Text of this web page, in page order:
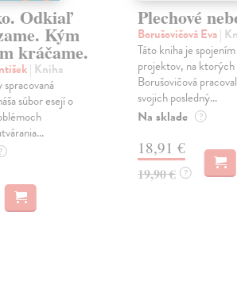
Odkiaľ
Kým
kráčame.
| Kniha
súbor esejí o
?
Plechové
Borušovičová Eva|
Táto kniha je
projektov, na ktorých
Borušovičová
svojich posledný...
Na sklade ?
18,91 €
19,90 € ?